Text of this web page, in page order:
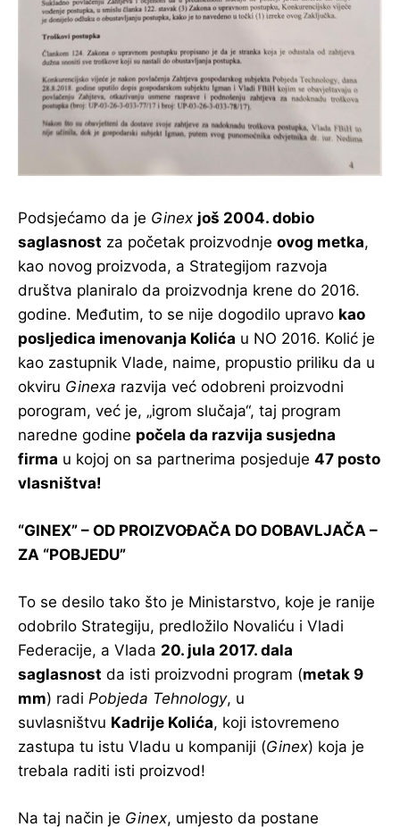
Podsjećamo da je Ginex još 2004. dobio
saglasnost za početak proizvodnje ovog metka,
kao novog proizvoda, a Strategijom razvoja
društva planiralo da proizvodnja krene do 2016.
godine. Međutim, to se nije dogodilo upravo kao
posljedica imenovanja Kolića u NO 2016. Kolić je
kao zastupnik Vlade, naime, propustio priliku da u
okviru Ginexa razvija već odobreni proizvodni
porogram, već je, „igrom slučaja“, taj program
naredne godine počela da razvija susjedna
firma u kojoj on sa partnerima posjeduje 47 posto
vlasništva!
“GINEX” – OD PROIZVOĐAČA DO DOBAVLJAČA –
ZA “POBJEDU”
To se desilo tako što je Ministarstvo, koje je ranije
odobrilo Strategiju, predložilo Novaliću i Vladi
Federacije, a Vlada 20. jula 2017. dala
saglasnost da isti proizvodni program (metak 9
mm) radi Pobjeda Tehnology, u
suvlasništvu Kadrije Kolića, koji istovremeno
zastupa tu istu Vladu u kompaniji (Ginex) koja je
trebala raditi isti proizvod!
Na taj način je Ginex, umjesto da postane